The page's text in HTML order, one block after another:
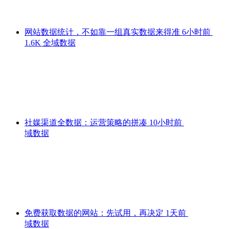
网站数据统计，不如靠一组真实数据来得准 6小时前
1.6K 全域数据
社媒渠道全数据：运营策略的拼凑 10小时前
域数据
免费获取数据的网站：先试用，再决定 1天前
域数据